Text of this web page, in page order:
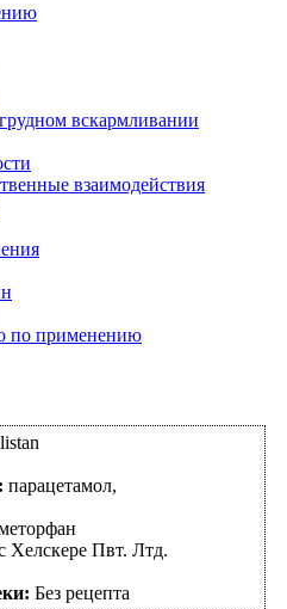
вскармливании
взаимодействия
по применению
парацетамол,
Хелскере Пвт. Лтд.
Без рецепта